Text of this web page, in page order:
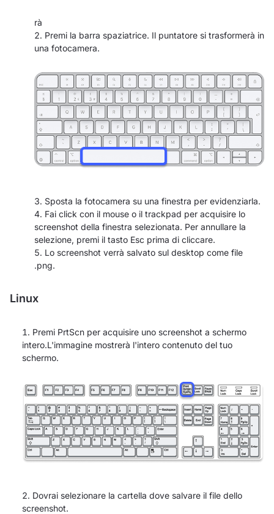
rà
Premi la barra spaziatrice. Il puntatore si trasformerà in
una fotocamera.
Sposta la fotocamera su una finestra per evidenziarla.
Fai click con il mouse o il trackpad per acquisire lo
screenshot della finestra selezionata. Per annullare la
selezione, premi il tasto Esc prima di cliccare.
Lo screenshot verrà salvato sul desktop come file
.png.
Linux
Premi PrtScn per acquisire uno screenshot a schermo
intero.L'immagine mostrerà l'intero contenuto del tuo
schermo.
Dovrai selezionare la cartella dove salvare il file dello
screenshot.